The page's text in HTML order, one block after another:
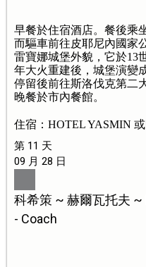
早餐於住宿酒店。餐後乘
而驅車前往皮耶尼內國家
雷寶娜城堡外貌，它於13
年大火重建後，城堡演變
停留後前往斯洛伐克第二
晚餐於市內餐館。
住宿：HOTEL YASMIN
第 11 天
09 月 28 日
科希策 ~ 赫爾瓦托夫
- Coach